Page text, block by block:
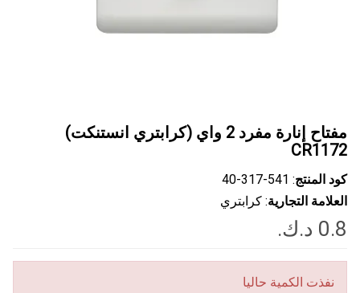
مفتاح إنارة مفرد 2 واي (كرابتري انستنكت)
CR1172
كود المنتج: ‎40-317-541
العلامة التجارية: كرابتري
نفذت الكمية حاليا